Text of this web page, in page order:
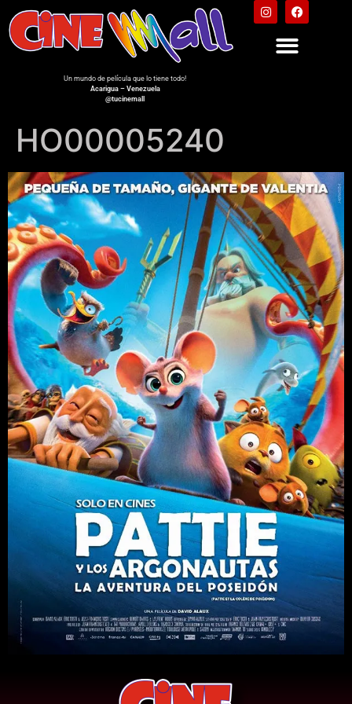
Un mundo de película que lo tiene todo!
Acarigua – Venezuela
@tucinemall
HO00005240